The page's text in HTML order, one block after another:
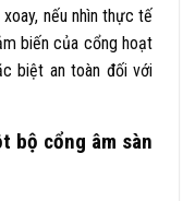
nếu nhìn thực tế
biến của cổng hoạt
biệt an toàn đối với
bộ cổng âm sàn